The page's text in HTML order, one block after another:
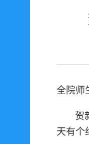
全院师
贺
天有个